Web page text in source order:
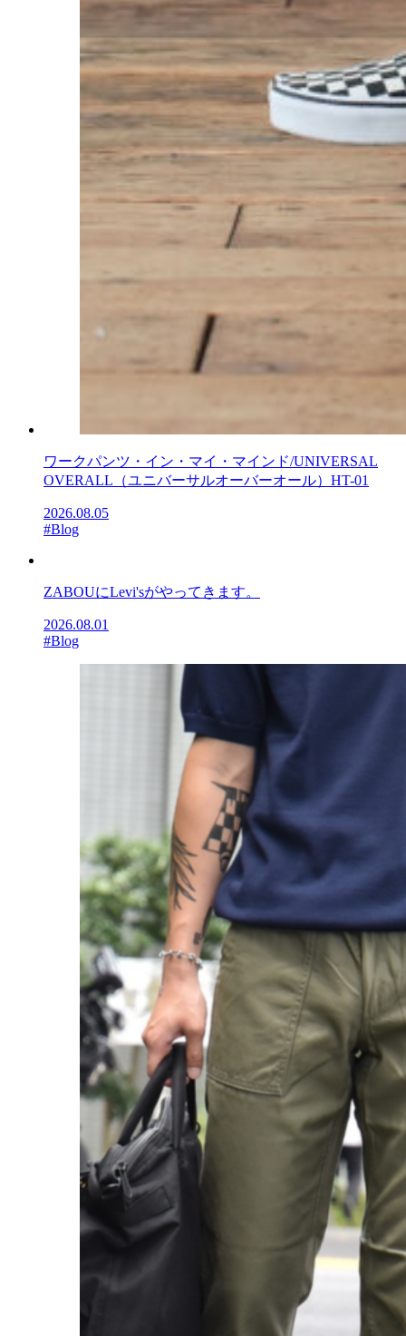
ワークパンツ・イン・マイ・マインド/UNIVERSAL
OVERALL（ユニバーサルオーバーオール）HT-01
2026.08.05
#Blog
ZABOUにLevi'sがやってきます。
2026.08.01
#Blog